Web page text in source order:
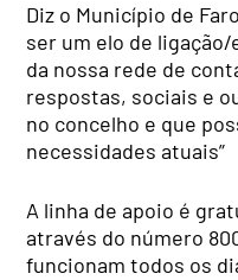
Diz o Município de
ser um elo de
da nossa rede de
respostas, sociais e
no concelho e que
necessidades atuais”
A linha de apoio é
através do número
funcionam todos os